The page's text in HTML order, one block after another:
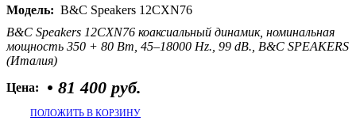
Модель: B&C Speakers 12CXN76
B&C Speakers 12CXN76 коаксиальный динамик, номинальная
мощность 350 + 80 Вт, 45–18000 Hz., 99 dB., B&C SPEAKERS
(Италия)
Цена:
• 81 400 руб.
ПОЛОЖИТЬ В КОРЗИНУ